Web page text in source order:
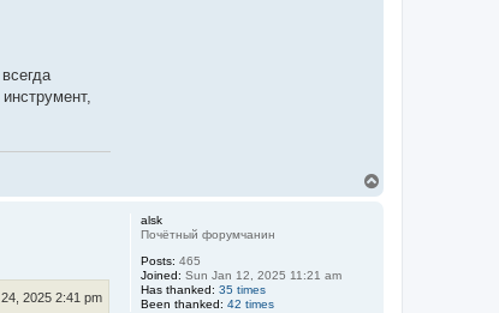
alsk
Почётный форумчанин
Posts: 465
Joined: Sun Jan 12, 2025 11:21 am
Has thanked: 35 times
Been thanked: 42 times
2025 2:41 pm